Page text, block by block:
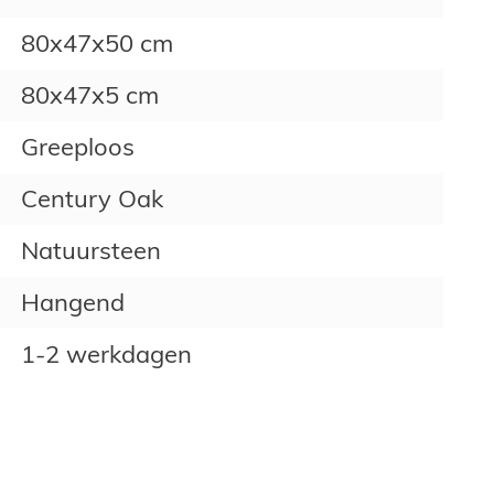
80x47x50 cm
80x47x5 cm
Greeploos
Century Oak
Natuursteen
Hangend
1-2 werkdagen